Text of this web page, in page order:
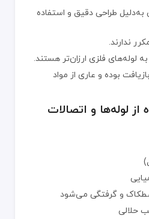
حلالی مرغوب و تکنیک اتصال
مناسب و جلوگیری از تابش
→ پاک‌سازی منظم و شیب‌بندی صحیح
اطلاع از قیمت‌های به‌روز، می‌توانید
موارد زیر را دارند:
طراحی دقیق و استفاده
ندارند.
لوله‌های فلزی ارزان‌تر هستند.
بوده و عاری از مواد
از لوله‌ها و اتصالات
و گرفتگی می‌شود
حلالی